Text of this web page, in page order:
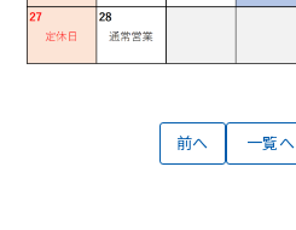
前へ 一覧へ